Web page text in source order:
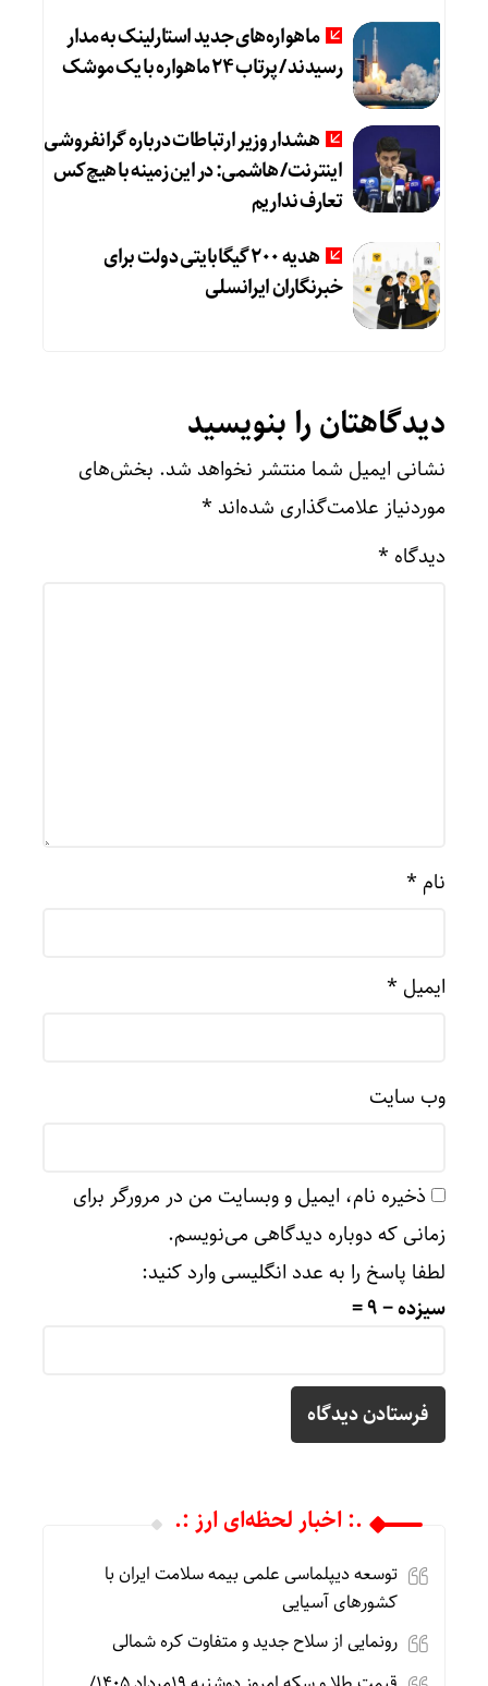
ماهواره‌های جدید استارلینک به مدار
رسیدند / پرتاب ۲۴ ماهواره با یک موشک
هشدار وزیر ارتباطات درباره گرانفروشی
اینترنت/ هاشمی: در این زمینه با هیچ‌کس
تعارف نداریم
هدیه ۲۰۰ گیگابایتی دولت برای
خبرنگاران ایرانسلی
دیدگاهتان را بنویسید
نشانی ایمیل شما منتشر نخواهد شد. بخش‌های
موردنیاز علامت‌گذاری شده‌اند *
دیدگاه *
نام *
ایمیل *
وب‌ سایت
ذخیره نام، ایمیل و وبسایت من در مرورگر برای
زمانی که دوباره دیدگاهی می‌نویسم.
لطفا پاسخ را به عدد انگلیسی وارد کنید:
سیزده − 9 =
.: اخبار لحظه‌ای ارز :.
توسعه دیپلماسی علمی بیمه سلامت ایران با
کشورهای آسیایی
رونمایی از سلاح جدید و متفاوت کره شمالی